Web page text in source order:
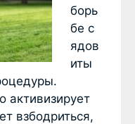
борь
бе с
ядов
иты
активизирует
взбодриться,